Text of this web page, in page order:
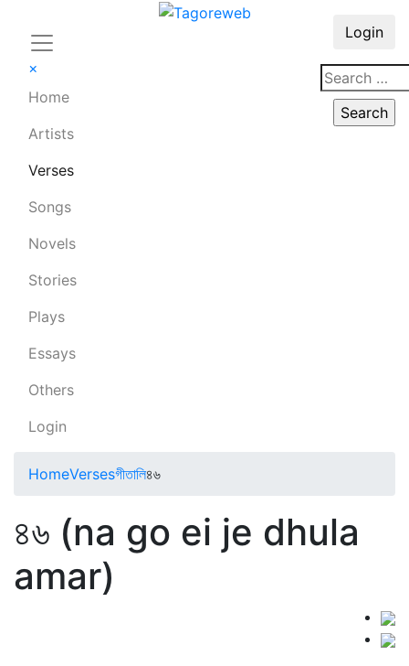
×
Home
Artists
Verses
Songs
Novels
Stories
Plays
Essays
Others
Login
Login
HomeVersesগীতালি৪৬
৪৬ (na go ei je dhula
amar)